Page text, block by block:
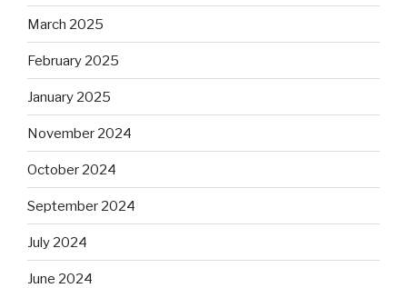
March 2025
February 2025
January 2025
November 2024
October 2024
September 2024
July 2024
June 2024